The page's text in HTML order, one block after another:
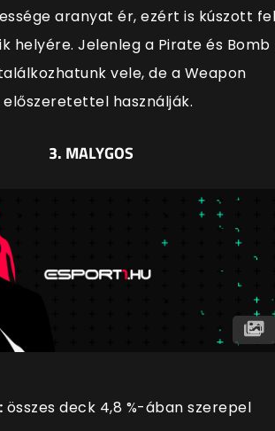
aranyat ér, ezért is kúszott fel
helyére. Jelenleg a Pirate és Bomb
vele, de a Weapon
előszeretettel használják.
3. MALYGOS
összes deck 4,8 %-ában szerepel